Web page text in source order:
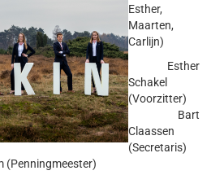
Esther,
Maarten,
Carlijn)
Esther
Schakel
(Voorzitter)
Bart
Claassen
(Secretaris)
(Penningmeester)